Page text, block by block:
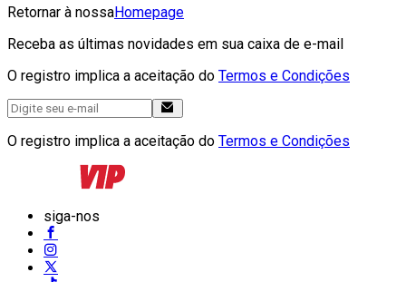
Retornar à nossaHomepage
Receba as últimas novidades em sua caixa de e-mail
O registro implica a aceitação do Termos e Condições
O registro implica a aceitação do Termos e Condições
siga-nos